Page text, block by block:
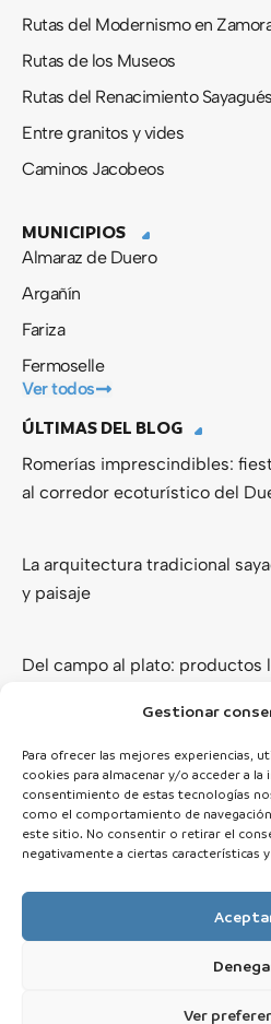
Gestionar
Para ofrecer las mejores experiencias,
cookies para almacenar y/o acceder a
consentimiento de estas tecnologías
como el comportamiento de
este sitio. No consentir o retirar el
negativamente a ciertas características
Ver
Rutas del Modernismo en
Rutas de los Museos
Rutas del Renacimiento Sayagués
Entre granitos y vides
Caminos Jacobeos
MUNICIPIOS
Almaraz de Duero
Argañín
Fariza
Fermoselle
Ver todos
ÚLTIMAS DEL BLOG
Romerías imprescindibles:
al corredor ecoturístico del
La arquitectura tradicional
y paisaje
Del campo al plato: productos
© 2025 Zamora Esencial ·